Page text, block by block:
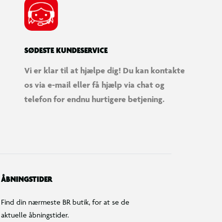
SØDESTE KUNDESERVICE
Vi er klar til at hjælpe dig! Du kan kontakte
os via e-mail eller få hjælp via chat og
telefon for endnu hurtigere betjening.
ÅBNINGSTIDER
Find din nærmeste BR butik, for at se de
aktuelle åbningstider.